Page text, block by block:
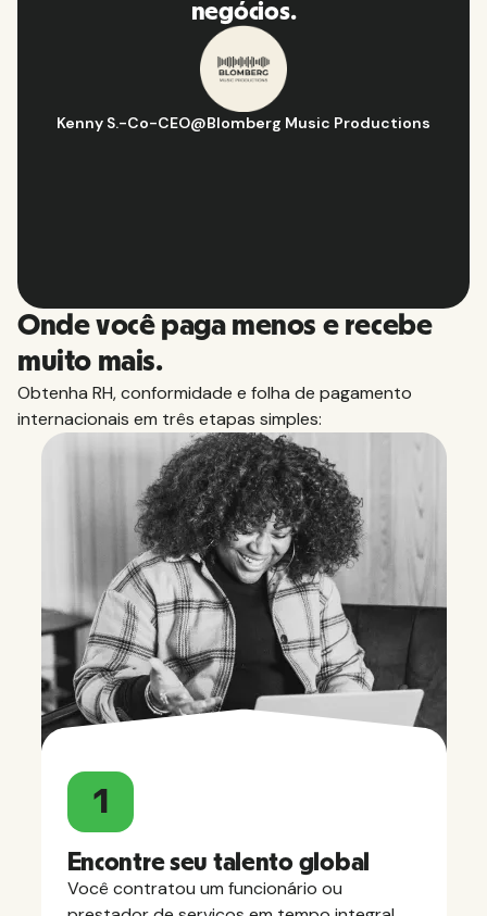
Hugo D. -
Gerente de estratégia e operações de negócios@
Onde você paga menos e recebe
muito mais.
Obtenha RH, conformidade e folha de pagamento
internacionais em três etapas simples:
1
Encontre seu talento global
Você contratou um funcionário ou